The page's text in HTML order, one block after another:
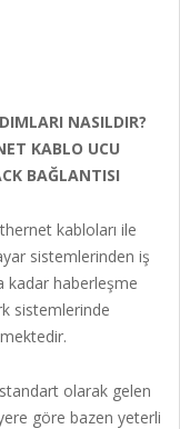
NASILDIR?
KABLO UCU
BAĞLANTISI
kabloları ile
sistemlerinden iş
kadar haberleşme
sistemlerinde
olarak gelen
göre bazen yeterli